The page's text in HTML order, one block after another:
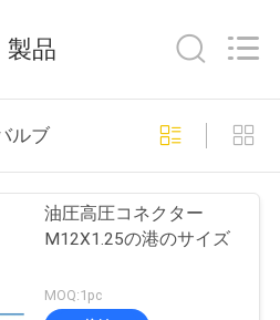
弁
574
製品
ルブ
油圧高圧コネクター
M12X1.25の港のサイズ
MOQ:1pc